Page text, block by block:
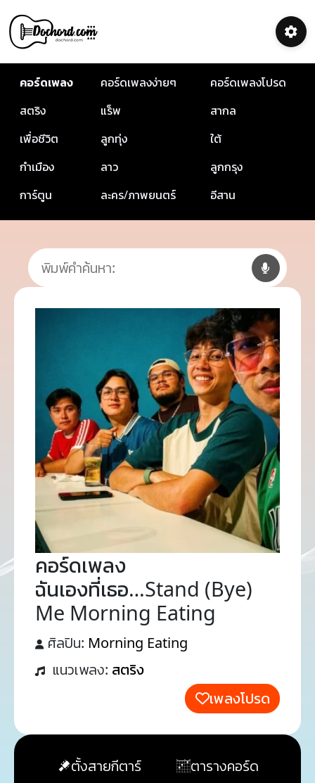
คอร์ดเพลง คอร์ดเพลงง่ายๆ
คอร์ดเพลงโปรด
สตริง
แร็พ
สากล
เพื่อชีวิต
ลูกทุ่ง
ใต้
กำเมือง
ลาว
ลูกกรุง
การ์ตูน
ละคร/ภาพยนตร์ อีสาน
คอร์ดเพลง
ฉันเองที่เธอ…Stand (Bye)
Me Morning Eating
ศิลปิน: Morning Eating
แนวเพลง: สตริง
เพลงโปรด
ตั้งสายกีตาร์
ตารางคอร์ด